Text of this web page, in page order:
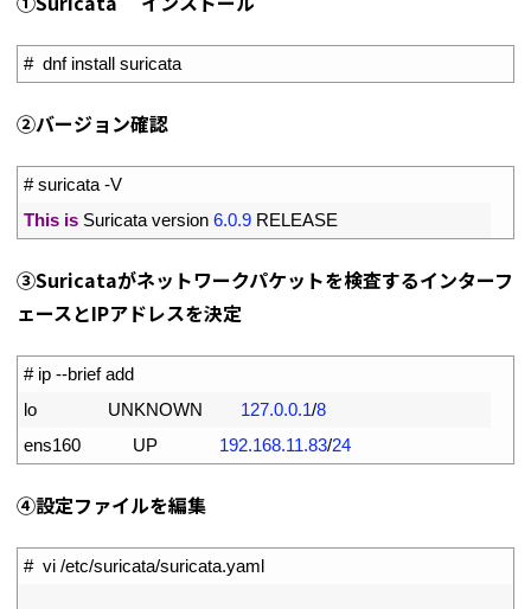
#  dnf install suricata
➁バージョン確認
# suricata -V
This is Suricata version 6.0.9 RELEASE
➂Suricataがネットワークパケットを検査するインターフ
ェースとIPアドレスを決定
# ip --brief add
lo UNKNOWN 127.0.0.1/8
ens160 UP 192.168.11.83/24
④設定ファイルを編集
#  vi /etc/suricata/suricata.yaml